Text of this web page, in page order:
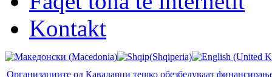
Kontakt
Организациите од Кавадарци тешко обезбедуваат